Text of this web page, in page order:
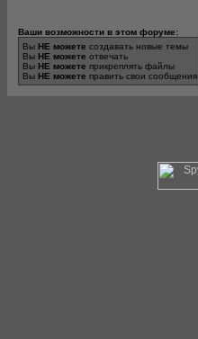
Ваши возможности в этом форуме:
Вы НЕ можете создавать новые темы
Вы НЕ можете отвечать
Вы НЕ можете прикреплять файлы
Вы НЕ можете править свои сообщения